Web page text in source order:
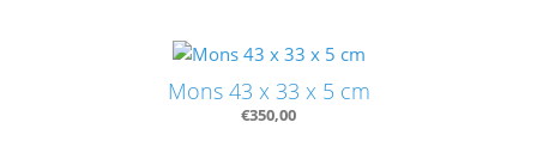
Mons 43 x 33 x 5 cm
€350,00